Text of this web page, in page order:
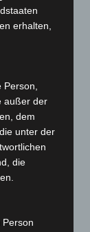
erhalten,
Person,
außer der
dem
unter der
die